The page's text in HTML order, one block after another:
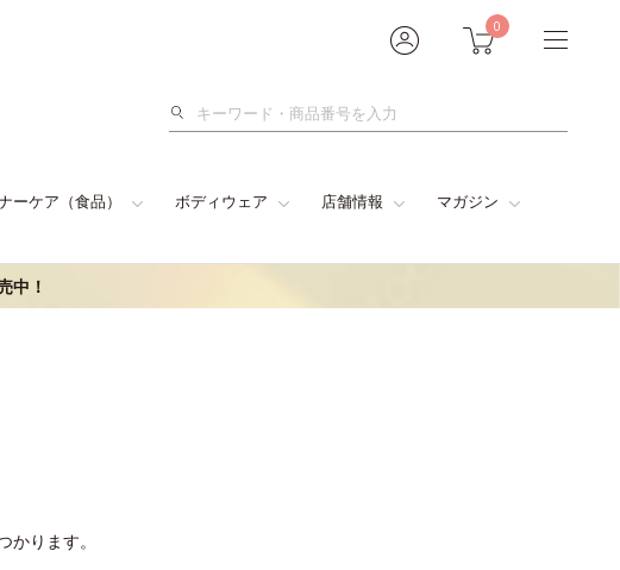
0
検
ーケア（食品） ボディウェア 店舗情報 マガジン
中！
ります。